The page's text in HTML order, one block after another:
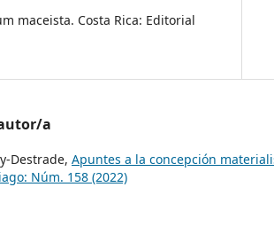
maceista. Costa Rica: Editorial
a
Destrade, Apuntes a la concepción
Núm. 158 (2022)